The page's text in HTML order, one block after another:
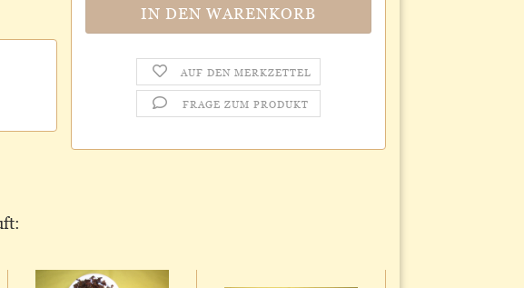
AUF DEN MERKZETTEL
FRAGE ZUM PRODUKT